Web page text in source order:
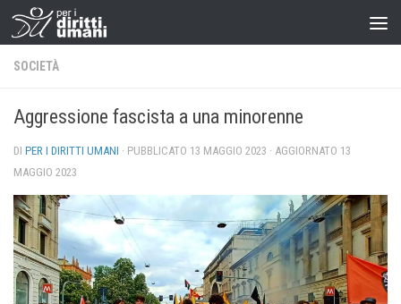
SOCIETÀ
Aggressione fascista a una minorenne
DI PER I DIRITTI UMANI · PUBBLICATO 13 MAGGIO 2023 · AGGIORNATO 13
MAGGIO 2023